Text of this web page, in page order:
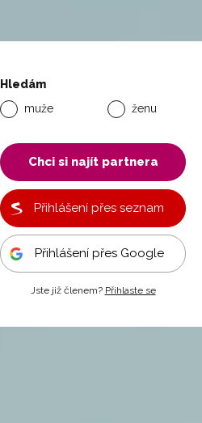
Hledám
muže
ženu
Chci si najít partnera
Přihlášení přes seznam
Přihlášení přes Google
Jste již členem? Přihlaste se